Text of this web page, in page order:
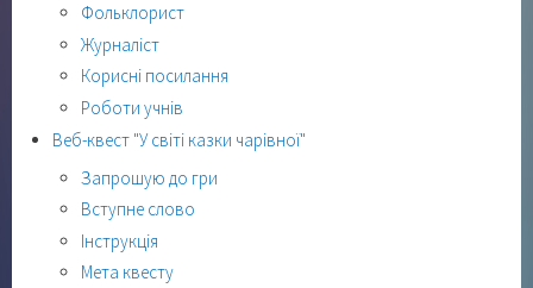
Фольклорист
Журналіст
Корисні посилання
Роботи учнів
Веб-квест "У світі казки чарівної"
Запрошую до гри
Вступне слово
Інструкція
Мета квесту